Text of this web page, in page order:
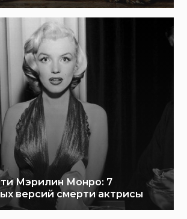
Мэрилин Монро: 7
версий смерти актрисы